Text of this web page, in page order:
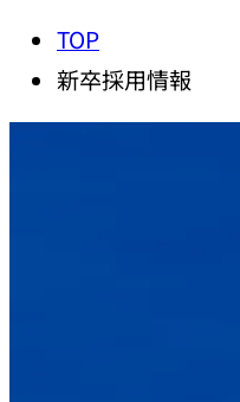
TOP
新卒採用情報